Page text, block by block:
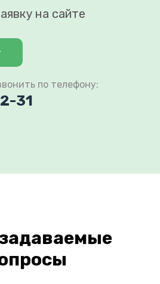
на сайте
по телефону:
31